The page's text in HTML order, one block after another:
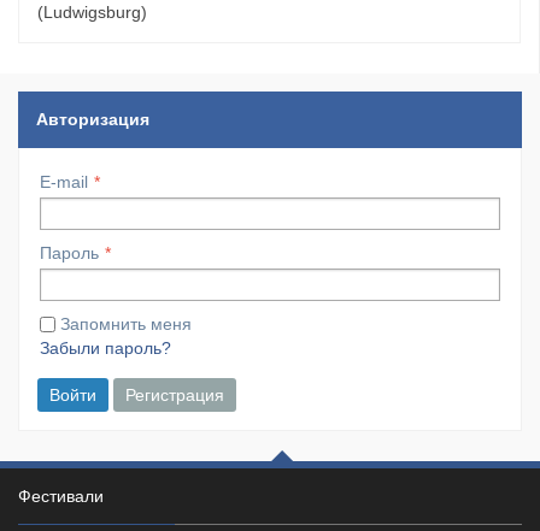
(Ludwigsburg)
Авторизация
E-mail
Пароль
Запомнить меня
Забыли пароль?
Войти Регистрация
Фестивали